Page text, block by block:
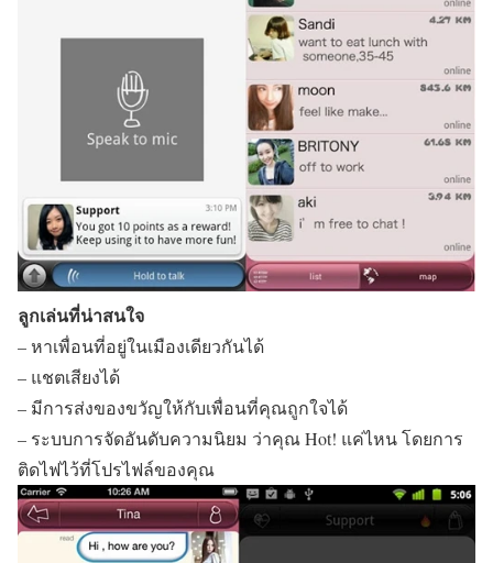
ลูกเล่นที่น่าสนใจ
– หาเพื่อนที่อยู่ในเมืองเดียวกันได้
– แชตเสียงได้
– มีการส่งของขวัญให้กับเพื่อนที่คุณถูกใจได้
– ระบบการจัดอันดับความนิยม ว่าคุณ Hot! แค่ไหน โดยการ
ติดไฟไว้ที่โปรไฟล์ของคุณ